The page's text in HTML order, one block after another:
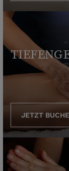
JETZT